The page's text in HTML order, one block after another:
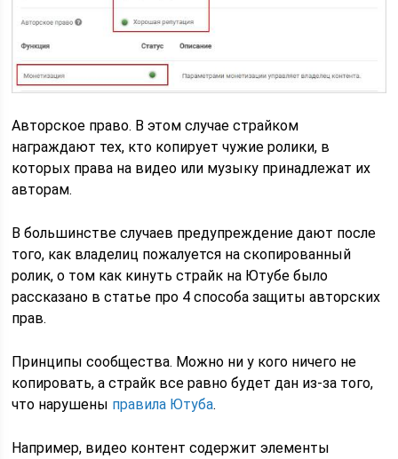
Авторское право. В этом случае страйком
награждают тех, кто копирует чужие ролики, в
которых права на видео или музыку принадлежат их
авторам.
В большинстве случаев предупреждение дают после
того, как владелиц пожалуется на скопированный
ролик, о том как кинуть страйк на Ютубе было
рассказано в статье про 4 способа защиты авторских
прав.
Принципы сообщества. Можно ни у кого ничего не
копировать, а страйк все равно будет дан из-за того,
что нарушены правила Ютуба.
Например, видео контент содержит элементы